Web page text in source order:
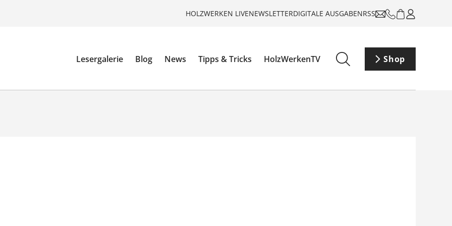
HOLZWERKEN LIVENEWSLETTERDIGITALE AUSGABENRSS
Lesergalerie Blog News Tipps & Tricks HolzWerkenTV Shop